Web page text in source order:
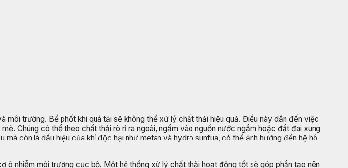
trường. Bể phốt khi quá tải sẽ không thể xử lý chất thải hiệu quả. Điều này dẫn đến việc
Chúng có thể theo chất thải rò rỉ ra ngoài, ngấm vào nguồn nước ngầm hoặc đất đai xung
còn là dấu hiệu của khí độc hại như metan và hydro sunfua, có thể ảnh hưởng đến hệ hô
ô nhiễm môi trường cục bộ. Một hệ thống xử lý chất thải hoạt động tốt sẽ góp phần tạo nên